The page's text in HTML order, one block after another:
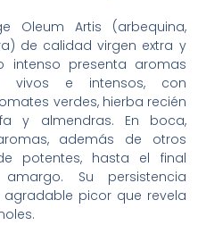
Oleum Artis (arbequina,
de calidad virgen extra y
intenso presenta aromas
vivos e intensos, con
verdes, hierba recién
y almendras. En boca,
además de otros
potentes, hasta el final
amargo. Su persistencia
picor que revela